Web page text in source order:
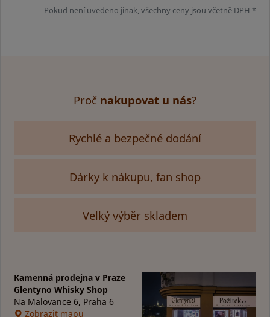
Pokud není uvedeno jinak, všechny ceny jsou včetně DPH *
Proč nakupovat u nás?
Rychlé a bezpečné dodání
Dárky k nákupu, fan shop
Velký výběr skladem
Kamenná prodejna v Praze
Glentyno Whisky Shop
Na Malovance 6, Praha 6
Zobrazit mapu